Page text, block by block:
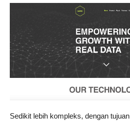
Sedikit lebih kompleks, dengan tujuan